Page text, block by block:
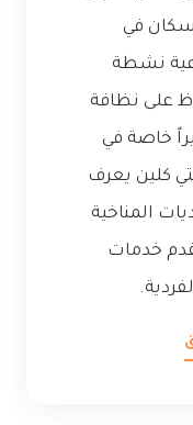
في
نشطة
على نظافة
خاصة في
كلين يعرف
المناخية
خدمات